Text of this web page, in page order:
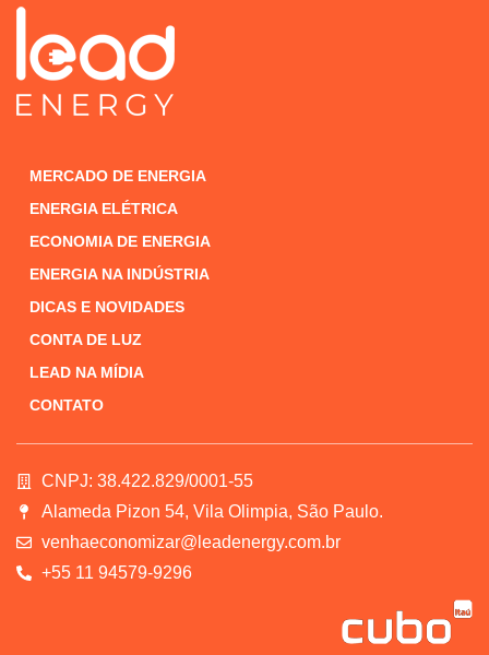
MERCADO DE ENERGIA
ENERGIA ELÉTRICA
ECONOMIA DE ENERGIA
ENERGIA NA INDÚSTRIA
DICAS E NOVIDADES
CONTA DE LUZ
LEAD NA MÍDIA
CONTATO
CNPJ: 38.422.829/0001-55
Alameda Pizon 54, Vila Olimpia, São Paulo.
venhaeconomizar@leadenergy.com.br
+55 11 94579-9296